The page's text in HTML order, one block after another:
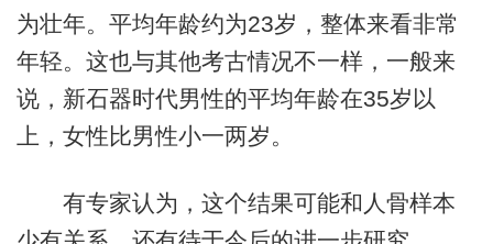
为壮年。平均年龄约为23岁，整体来看非常
年轻。这也与其他考古情况不一样，一般来
说，新石器时代男性的平均年龄在35岁以
上，女性比男性小一两岁。
有专家认为，这个结果可能和人骨样本